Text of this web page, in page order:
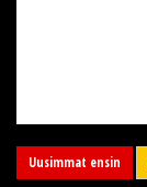
Uusimmat ensin